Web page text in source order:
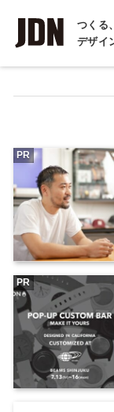
つくる
デザイ
インタビュー
コラム
PR
PR